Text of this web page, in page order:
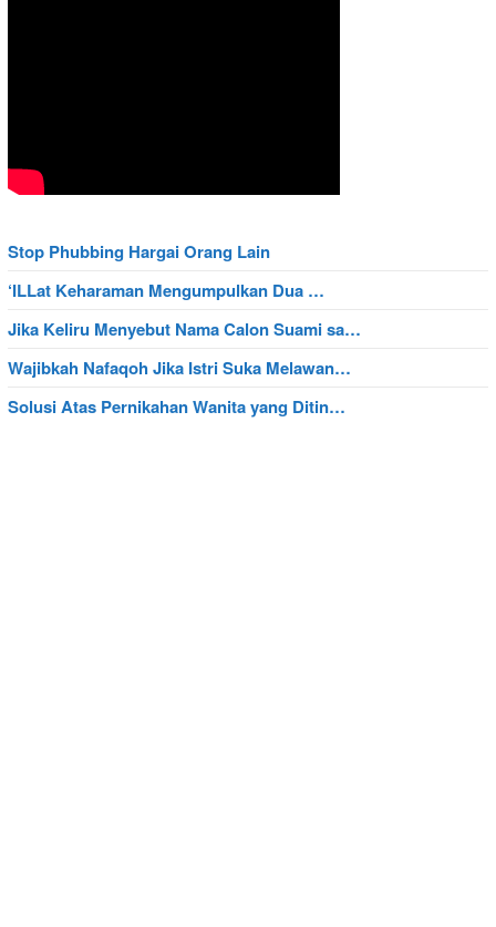
Stop Phubbing Hargai Orang Lain
‘ILLat Keharaman Mengumpulkan Dua …
Jika Keliru Menyebut Nama Calon Suami sa…
Wajibkah Nafaqoh Jika Istri Suka Melawan…
Solusi Atas Pernikahan Wanita yang Ditin…